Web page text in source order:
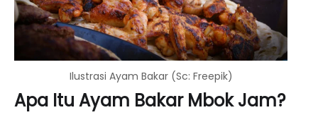
Ilustrasi Ayam Bakar (Sc: Freepik)
Apa Itu Ayam Bakar Mbok Jam?